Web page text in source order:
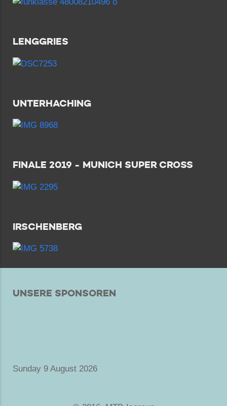
LENGGRIES
UNTERHACHING
FINALE 2019 - MUNICH SUPER CROSS
IRSCHENBERG
UNSERE SPONSOREN
Sunday 9 August 2026